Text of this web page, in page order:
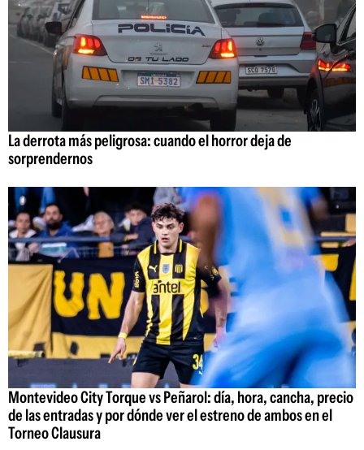
La derrota más peligrosa: cuando el horror deja de
sorprendernos
Montevideo City Torque vs Peñarol: día, hora, cancha, precio
de las entradas y por dónde ver el estreno de ambos en el
Torneo Clausura